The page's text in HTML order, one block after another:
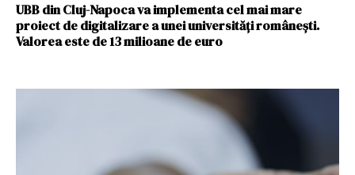
UBB din Cluj-Napoca va implementa cel mai mare
proiect de digitalizare a unei universităţi româneşti.
Valorea este de 13 milioane de euro